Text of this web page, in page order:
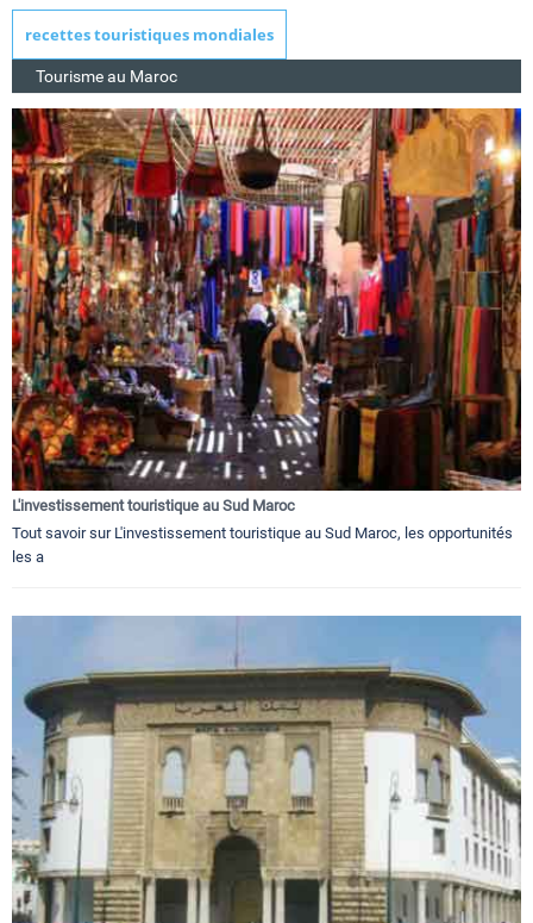
recettes touristiques mondiales
Tourisme au Maroc
L'investissement touristique au Sud Maroc
Tout savoir sur L'investissement touristique au Sud Maroc, les opportunités
les a